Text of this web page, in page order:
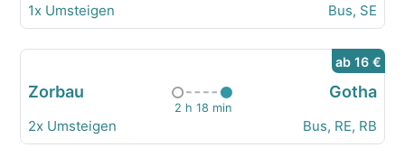
1x Umsteigen Bus, SE
ab 16 €
Zorbau
2 h 18 min
Gotha
2x Umsteigen Bus, RE, RB